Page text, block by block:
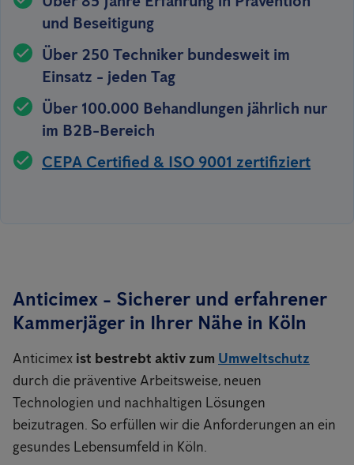
und Beseitigung
Über 250 Techniker bundesweit im
Einsatz - jeden Tag
Über 100.000 Behandlungen jährlich nur
im B2B-Bereich
CEPA Certified & ISO 9001 zertifiziert
Anticimex - Sicherer und erfahrener
Kammerjäger in Ihrer Nähe in Köln
Anticimex ist bestrebt aktiv zum Umweltschutz
durch die präventive Arbeitsweise, neuen
Technologien und nachhaltigen Lösungen
beizutragen. So erfüllen wir die Anforderungen an ein
gesundes Lebensumfeld in Köln.